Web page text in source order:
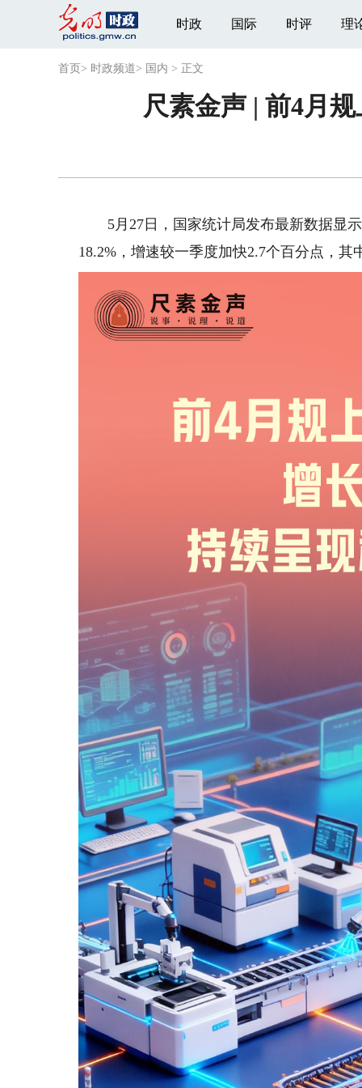
时政 国际 时评 理
首页 > 时政频道> 国内 > 正文
尺素金声 | 前4月
5月27日，国家统计局发布最新数据显示
18.2%，增速较一季度加快2.7个百分点，